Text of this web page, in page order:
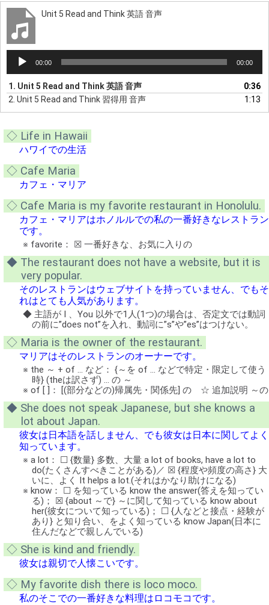
Unit 5 Read and Think 英語 音声
プ
レ
ー
00:00 00:00
1. Unit 5 Read and Think 英語 音声
0:36
2. Unit 5 Read and Think 習得用 音声 1:13
◇ Life in Hawaii
ハワイでの生活
◇ Cafe Maria
カフェ・マリア
◇ Cafe Maria is my favorite restaurant in Honolulu.
カフェ・マリアはホノルルでの私の一番好きなレストラン
です。
※ favorite： ☒ 一番好きな、お気に入りの
◆ The restaurant does not have a website, but it is
very popular.
そのレストランはウェブサイトを持っていません、でもそ
れはとても人気があります。
◆ 主語が I 、You 以外で1人(1つ)の場合は、否定文では動詞
の前に”does not”を入れ、動詞に”s”や”es”はつけない。
◇ Maria is the owner of the restaurant.
マリアはそのレストランのオーナーです。
※ the ～ + of … など： {～を of … などで特定・限定して使う
時} (theは訳さず) … の ～
※ of [ ]： [(部分などの)帰属先・関係先] の ☆ 追加説明 ～の
◆ She does not speak Japanese, but she knows a
lot about Japan.
彼女は日本語を話しません、でも彼女は日本に関してよく
知っています。
※ a lot： ☐ {数量} 多数、大量 a lot of books, have a lot to
do(たくさんすべきことがある)／ ☒ {程度や頻度の高さ} 大
いに、よく It helps a lot.(それはかなり助けになる)
※ know： ☐ を知っている know the answer(答えを知ってい
る)； ☒ {about ～で} ～に関して知っている know about
her(彼女について知っている)； ☐ {人などと接点・経験が
あり} と知り合い、をよく知っている know Japan(日本に
住んだなどで親しんでいる)
◇ She is kind and friendly.
彼女は親切で人懐こいです。
◇ My favorite dish there is loco moco.
私のそこでの一番好きな料理はロコモコです。